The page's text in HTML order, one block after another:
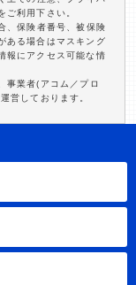
ご利用下さい。
、保険者番号、被保険
ある場合はマスキング
報にアクセス可能な情
事業者(アコム／プロ
営しております。